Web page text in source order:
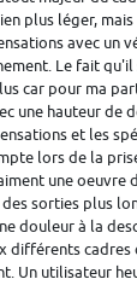
plus léger,
avec un
Le fait
car pour ma
une hauteur de
et les
lors de la
une oeuvre
sorties plus
douleur à la
différents cadres
Un utilisateur